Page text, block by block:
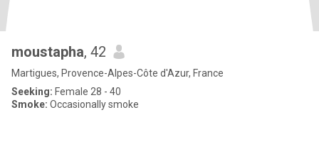
moustapha, 42
Martigues, Provence-Alpes-Côte d'Azur, France
Seeking: Female 28 - 40
Smoke: Occasionally smoke